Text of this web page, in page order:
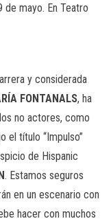
de mayo. En Teatro
y considerada
FONTANALS, ha
no actores, como
el título “Impulso”
de Hispanic
. Estamos seguros
en un escenario con
hacer con muchos